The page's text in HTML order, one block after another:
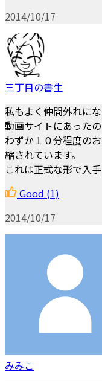
2014/10/17
三丁目の書生
私もよく仲間外れに
動画サイトにあったの
わずか１０分程度の
縮されています。
これは正式な形で入
Good (1)
2014/10/17
みみこ